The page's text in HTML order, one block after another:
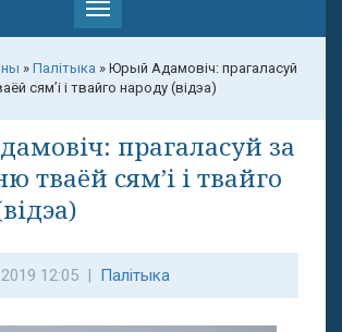
Паказаць
меню
» Палітыка » Юрый Адамовіч: прагаласуй
сям’і і твайго народу (відэа)
прагаласуй за
тваёй сям’і і твайго
12:05 | Палітыка